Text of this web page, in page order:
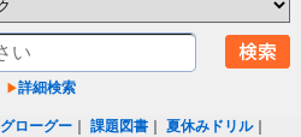
詳細検索
グローグー ｜課題図書 ｜夏休みドリル｜